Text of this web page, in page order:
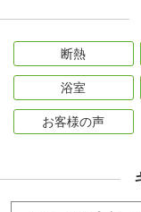
断熱
浴室
お客様の声